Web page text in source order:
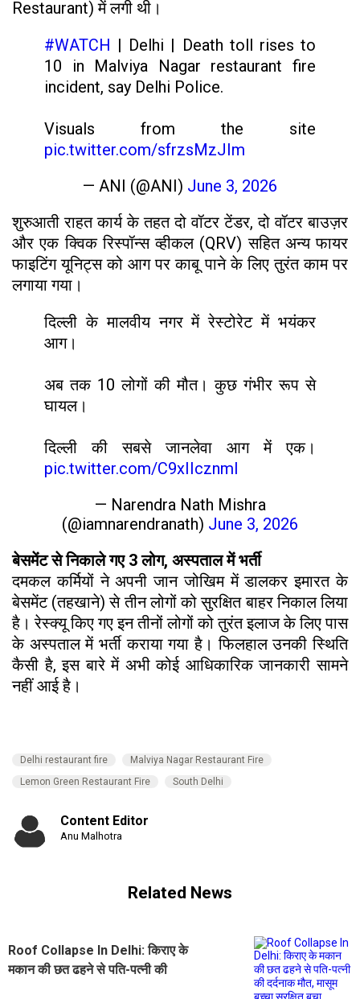
Restaurant) में लगी थी।
#WATCH | Delhi | Death toll rises to
10 in Malviya Nagar restaurant fire
incident, say Delhi Police.
Visuals from the site
pic.twitter.com/sfrzsMzJIm
— ANI (@ANI) June 3, 2026
शुरुआती राहत कार्य के तहत दो वॉटर टेंडर, दो वॉटर बाउज़र
और एक क्विक रिस्पॉन्स व्हीकल (QRV) सहित अन्य फायर
फाइटिंग यूनिट्स को आग पर काबू पाने के लिए तुरंत काम पर
लगाया गया।
दिल्ली के मालवीय नगर में रेस्टोरेट में भयंकर
आग।
अब तक 10 लोगों की मौत। कुछ गंभीर रूप से
घायल।
दिल्ली की सबसे जानलेवा आग में एक।
pic.twitter.com/C9xIIcznmI
— Narendra Nath Mishra
(@iamnarendranath) June 3, 2026
बेसमेंट से निकाले गए 3 लोग, अस्पताल में भर्ती
दमकल कर्मियों ने अपनी जान जोखिम में डालकर इमारत के
बेसमेंट (तहखाने) से तीन लोगों को सुरक्षित बाहर निकाल लिया
है। रेस्क्यू किए गए इन तीनों लोगों को तुरंत इलाज के लिए पास
के अस्पताल में भर्ती कराया गया है। फिलहाल उनकी स्थिति
कैसी है, इस बारे में अभी कोई आधिकारिक जानकारी सामने
नहीं आई है।
Delhi restaurant fire
Malviya Nagar Restaurant Fire
Lemon Green Restaurant Fire
South Delhi
Content Editor
Anu Malhotra
Related News
Roof Collapse In Delhi: किराए के
मकान की छत ढहने से पति-पत्नी की